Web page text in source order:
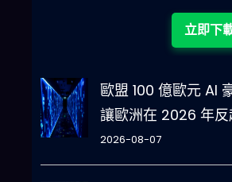
立即下
歐盟 100 億歐元 AI
讓歐洲在 2026 年反
2026-08-07